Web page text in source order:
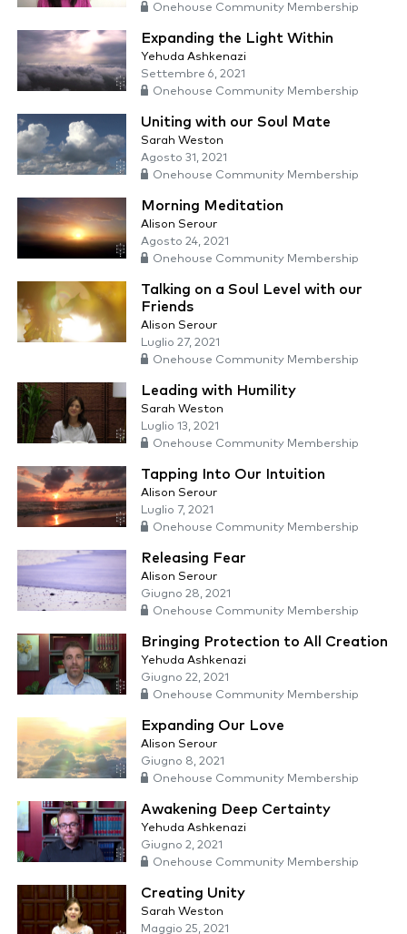
Onehouse Community Membership
Expanding the Light Within
Yehuda Ashkenazi
Settembre 6, 2021
Onehouse Community Membership
Uniting with our Soul Mate
Sarah Weston
Agosto 31, 2021
Onehouse Community Membership
Morning Meditation
Alison Serour
Agosto 24, 2021
Onehouse Community Membership
Talking on a Soul Level with our
Friends
Alison Serour
Luglio 27, 2021
Onehouse Community Membership
Leading with Humility
Sarah Weston
Luglio 13, 2021
Onehouse Community Membership
Tapping Into Our Intuition
Alison Serour
Luglio 7, 2021
Onehouse Community Membership
Releasing Fear
Alison Serour
Giugno 28, 2021
Onehouse Community Membership
Bringing Protection to All Creation
Yehuda Ashkenazi
Giugno 22, 2021
Onehouse Community Membership
Expanding Our Love
Alison Serour
Giugno 8, 2021
Onehouse Community Membership
Awakening Deep Certainty
Yehuda Ashkenazi
Giugno 2, 2021
Onehouse Community Membership
Creating Unity
Sarah Weston
Maggio 25, 2021